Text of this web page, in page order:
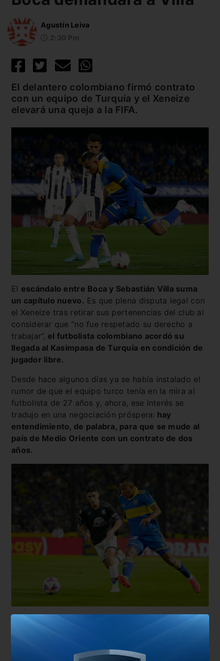
Agustín Leiva
El delantero colombiano firmó contrato
con un equipo de Turquía y el Xeneize
elevará una queja a la FIFA.
El escándalo entre Boca y Sebastián Villa suma
un capítulo nuevo. Es que plena disputa legal con
el Xeneize tras retirar sus pertenencias del club al
considerar que “no fue respetado su derecho a
trabajar”, el futbolista colombiano acordó su
llegada al Kasimpasa de Turquía en condición de
jugador libre.
Desde hace algunos días ya se había instalado el
rumor de que el equipo turco tenía en la mira al
futbolista de 27 años y, ahora, ese interés se
tradujo en una negociación próspera: hay
entendimiento, de palabra, para que se mude al
país de Medio Oriente con un contrato de dos
años.
¿En qué términos se dieron las tratativas?
A pesar
, lo que consecuentemente abrirá otra